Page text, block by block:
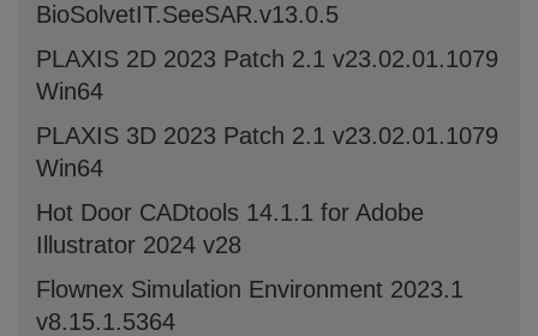
BioSolvetIT.SeeSAR.v13.0.5
PLAXIS 2D 2023 Patch 2.1 v23.02.01.1079
Win64
PLAXIS 3D 2023 Patch 2.1 v23.02.01.1079
Win64
Hot Door CADtools 14.1.1 for Adobe
Illustrator 2024 v28
Flownex Simulation Environment 2023.1
v8.15.1.5364